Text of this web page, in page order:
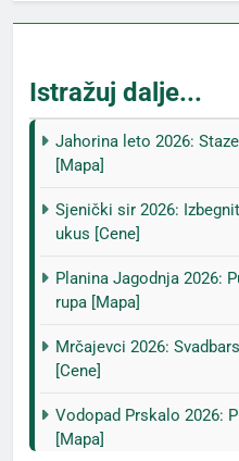
Istražuj dalje...
Jahorina leto 2026:
[Mapa]
Sjenički sir 2026:
ukus [Cene]
Planina Jagodnja 2026:
rupa [Mapa]
Mrčajevci 2026:
[Cene]
Vodopad Prskalo 2026:
[Mapa]